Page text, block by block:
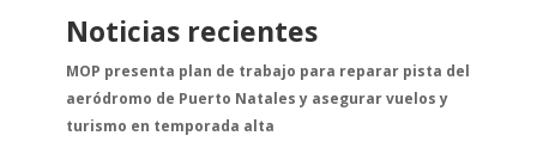
Noticias recientes
MOP presenta plan de trabajo para reparar pista del
aeródromo de Puerto Natales y asegurar vuelos y
turismo en temporada alta